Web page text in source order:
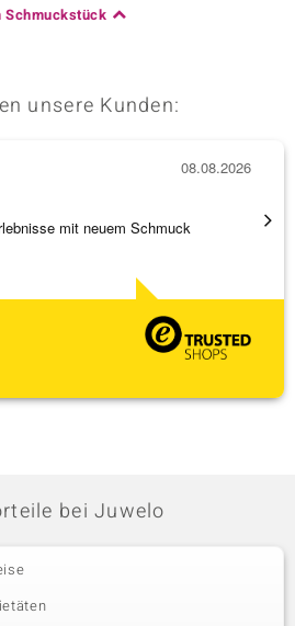
Schmuckstück
unsere Kunden:
mit neuem Schmuck
08.08.2026
bei Juwelo